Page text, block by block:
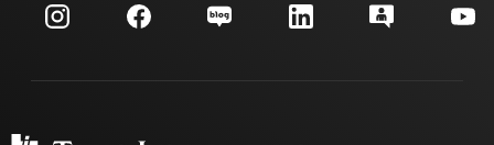
투자 관계
제조
고객 지원 센터
주문 FAQ